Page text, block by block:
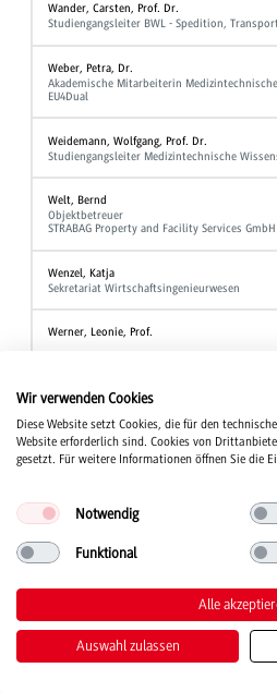
Wander, Carsten, Prof. Dr.
Studiengangsleiter BWL - Spedition,
Weber, Petra, Dr.
Akademische Mitarbeiterin
EU4Dual
Weidemann, Wolfgang, Prof. Dr.
Studiengangsleiter Medizintechnische
Welt, Bernd
Objektbetreuer
STRABAG Property and Facility Services GmbH
Wenzel, Katja
Sekretariat Wirtschaftsingenieurwesen
Werner, Leonie, Prof.
Akademische Mitarbeiterin Angewandte
Wind, Tanja, Prof. Dr.
Studiengang Kinder- und Jugendhilfe
Professor Studiengang BWL - Industrie
Professor Studiengang BWL - Industrial
Stellvertretende Ansprechpartnerin der
Witt, Alexander
Wir verwenden Cookies
Diese Website setzt Cookies, die für den
Website erforderlich sind. Cookies von
gesetzt. Für weitere Informationen öffnen Sie die
Notwendig
Funktional
Alle
Auswahl zulassen